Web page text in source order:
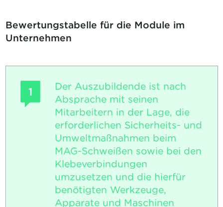
Bewertungstabelle für die Module im
Unternehmen
1
Der Auszubildende ist nach
Absprache mit seinen
Mitarbeitern in der Lage, die
erforderlichen Sicherheits- und
Umweltmaßnahmen beim
MAG-Schweißen sowie bei den
Klebeverbindungen
umzusetzen und die hierfür
benötigten Werkzeuge,
Apparate und Maschinen